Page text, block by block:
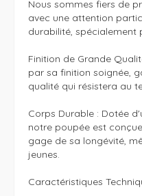
Nous sommes fiers de
avec une attention
durabilité, spécialement
Finition de Grande
par sa finition soignée,
qualité qui résistera au
Corps Durable : Dotée
notre poupée est
gage de sa longévité,
jeunes.
Caractéristiques